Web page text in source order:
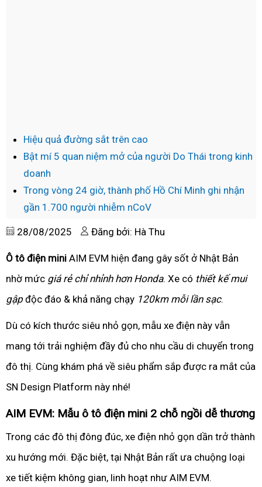
Hiệu quả đường sắt trên cao
Bật mí 5 quan niệm mở của người Do Thái trong kinh
doanh
Trong vòng 24 giờ, thành phố Hồ Chí Minh ghi nhận
gần 1.700 người nhiễm nCoV
28/08/2025 Đăng bởi: Hà Thu
Ô tô điện mini AIM EVM hiện đang gây sốt ở Nhật Bản
nhờ mức giá rẻ chỉ nhỉnh hơn Honda. Xe có thiết kế mui
gậpđộc đáo & khả năng chạy 120km mỗi lần sạc.
Dù có kích thước siêu nhỏ gọn, mẫu xe điện này vẫn
mang tới trải nghiệm đầy đủ cho nhu cầu di chuyển trong
đô thị. Cùng khám phá về siêu phẩm sắp được ra mắt của
SN Design Platform này nhé!
AIM EVM: Mẫu ô tô điện mini 2 chỗ ngồi dễ thương
Trong các đô thị đông đúc, xe điện nhỏ gọn dần trở thành
xu hướng mới. Đặc biệt, tại Nhật Bản rất ưa chuộng loại
xe tiết kiệm không gian, linh hoạt như AIM EVM.